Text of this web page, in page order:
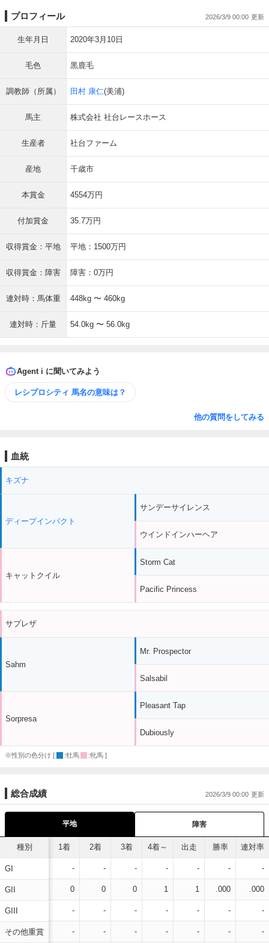
プロフィール 2026/3/9 00:00
生年月日 2020年3月10日
毛色 黒鹿毛
調教師（所属） 田村 康仁(美浦)
馬主 株式会社 社台レースホース
生産者 社台ファーム
産地 千歳市
本賞金 4554万円
付加賞金 35.7万円
収得賞金：平地 平地：1500万円
収得賞金：障害 障害：0万円
連対時：馬体重 448kg 〜 460kg
連対時：斤量 54.0kg 〜 56.0kg
Agent i に聞いてみよう
レシプロシティ 馬名の意味は？
他の質問をしてみる
血統
キズナ
ディープインパクト
キャットクイル
サンデーサイレンス
ウインドインハーヘア
Storm Cat
Pacific Princess
サプレザ
Sahm
Sorpresa
Mr. Prospector
Salsabil
Pleasant Tap
Dubiously
※性別の色分け [ :牡馬 :牝馬 ]
総合成績 2026/3/9 00:00
平地 障害
種別
GI
GII
GIII
その他重賞
1着 2着 3着 4着～ 出走 勝率 連対率
- - - - - - -
0 0 0 1 1 .000 .000
- - - - - - -
- - - - - - -